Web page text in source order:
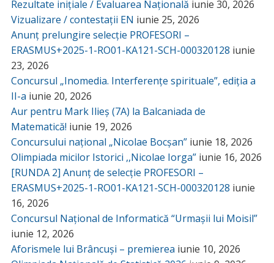
Rezultate inițiale / Evaluarea Națională iunie 30, 2026
Vizualizare / contestații EN iunie 25, 2026
Anunț prelungire selecție PROFESORI –
ERASMUS+2025-1-RO01-KA121-SCH-000320128 iunie
23, 2026
Concursul „Inomedia. Interferențe spirituale”, ediția a
II-a iunie 20, 2026
Aur pentru Mark Ilieș (7A) la Balcaniada de
Matematică! iunie 19, 2026
Concursului național „Nicolae Bocșan” iunie 18, 2026
Olimpiada micilor Istorici ,,Nicolae Iorga” iunie 16, 2026
[RUNDA 2] Anunț de selecție PROFESORI –
ERASMUS+2025-1-RO01-KA121-SCH-000320128 iunie
16, 2026
Concursul Național de Informatică “Urmașii lui Moisil”
iunie 12, 2026
Aforismele lui Brâncuși – premierea iunie 10, 2026